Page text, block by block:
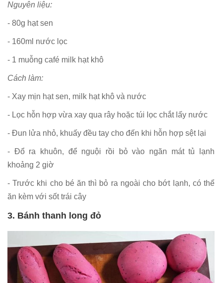
Nguyên liệu:
- 80g hạt sen
- 160ml nước lọc
- 1 muỗng café milk hạt khô
Cách làm:
- Xay mịn hạt sen, milk hạt khô và nước
- Lọc hỗn hợp vừa xay qua rây hoặc túi lọc chắt lấy nước
- Đun lửa nhỏ, khuấy đều tay cho đến khi hỗn hợp sệt lại
- Đổ ra khuôn, để nguội rồi bỏ vào ngăn mát tủ lạnh
khoảng 2 giờ
- Trước khi cho bé ăn thì bỏ ra ngoài cho bớt lạnh, có thể
ăn kèm với sốt trái cây
3. Bánh thanh long đỏ